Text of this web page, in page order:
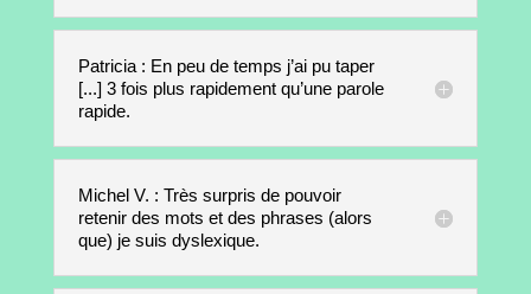
Patricia : En peu de temps j’ai pu taper
[...] 3 fois plus rapidement qu’une parole
rapide.
Michel V. : Très surpris de pouvoir
retenir des mots et des phrases (alors
que) je suis dyslexique.